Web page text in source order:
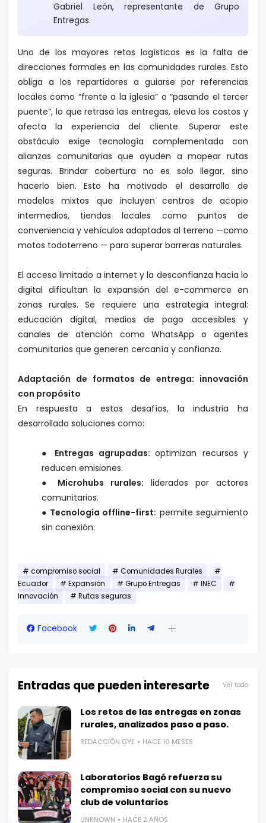
Gabriel León, representante de Grupo
Entregas.
Uno de los mayores retos logísticos es la falta de
direcciones formales en las comunidades rurales. Esto
obliga a los repartidores a guiarse por referencias
locales como “frente a la iglesia” o “pasando el tercer
puente”, lo que retrasa las entregas, eleva los costos y
afecta la experiencia del cliente. Superar este
obstáculo exige tecnología complementada con
alianzas comunitarias que ayuden a mapear rutas
seguras. Brindar cobertura no es solo llegar, sino
hacerlo bien. Esto ha motivado el desarrollo de
modelos mixtos que incluyen centros de acopio
intermedios, tiendas locales como puntos de
conveniencia y vehículos adaptados al terreno —como
motos todoterreno — para superar barreras naturales.
El acceso limitado a internet y la desconfianza hacia lo
digital dificultan la expansión del e-commerce en
zonas rurales. Se requiere una estrategia integral:
educación digital, medios de pago accesibles y
canales de atención como WhatsApp o agentes
comunitarios que generen cercanía y confianza.
Adaptación de formatos de entrega: innovación
con propósito
En respuesta a estos desafíos, la industria ha
desarrollado soluciones como:
● Entregas agrupadas:optimizan recursos y
reducen emisiones.
● Microhubs rurales: liderados por actores
comunitarios.
● Tecnología offline-first: permite seguimiento
sin conexión.
compromiso social
Comunidades Rurales
Ecuador
Expansión Grupo Entregas
INEC
Innovación
Rutas seguras
Facebook
Entradas que pueden interesarte Ver todo
Los retos de las entregas en zonas
rurales, analizados paso a paso.
REDACCIÓN GYE HACE 10 MESES
Laboratorios Bagó refuerza su
compromiso social con su nuevo
club de voluntarios
UNKNOWN HACE 2 AÑOS